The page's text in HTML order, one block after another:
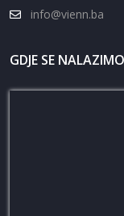
info@vienn.ba
GDJE SE NALAZIMO